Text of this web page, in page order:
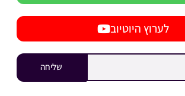
לערוץ היוטיוב
שליחה